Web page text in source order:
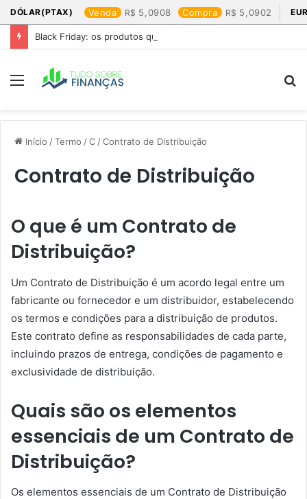
DÓLAR(PTAX) Venda 5,0908 Compra 5,0902
Black Friday: os produtos que mais valem a pena
Menu
Início /Termo /C /Contrato de Distribuição
Contrato de Distribuição
O que é um Contrato de
Distribuição?
Um Contrato de Distribuição é um acordo legal entre um
fabricante ou fornecedor e um distribuidor, estabelecendo
os termos e condições para a distribuição de produtos.
Este contrato define as responsabilidades de cada parte,
incluindo prazos de entrega, condições de pagamento e
exclusividade de distribuição.
Quais são os elementos
essenciais de um Contrato de
Distribuição?
Os elementos essenciais de um Contrato de Distribuição